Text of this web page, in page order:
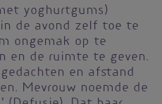
yoghurtgums)
de avond zelf toe te
ongemak op te
en de ruimte te geven.
en afstand
Mevrouw noemde de